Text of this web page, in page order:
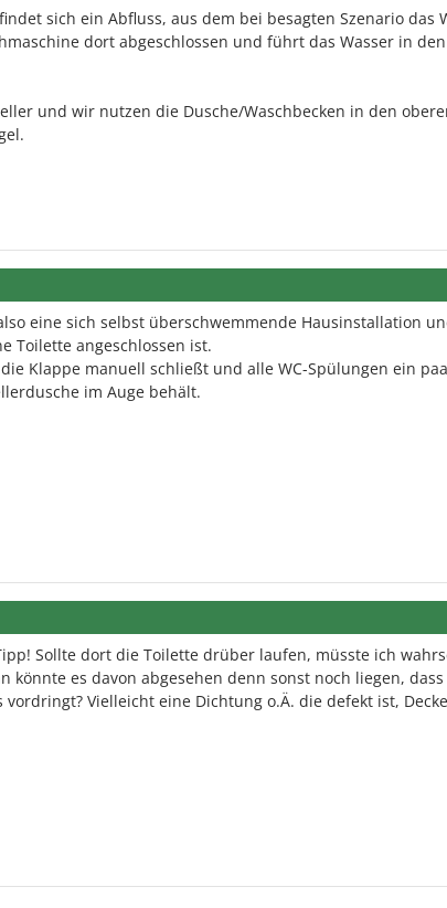
sich ein Abfluss, aus dem bei besagten Szenario das
dort abgeschlossen und führt das Wasser in
und wir nutzen die Dusche/Waschbecken in den
eine sich selbst überschwemmende Hausinstallation
Toilette angeschlossen ist.
Klappe manuell schließt und alle WC-Spülungen ein
im Auge behält.
Sollte dort die Toilette drüber laufen, müsste ich
könnte es davon abgesehen denn sonst noch liegen,
vordringt? Vielleicht eine Dichtung o.Ä. die defekt ist,